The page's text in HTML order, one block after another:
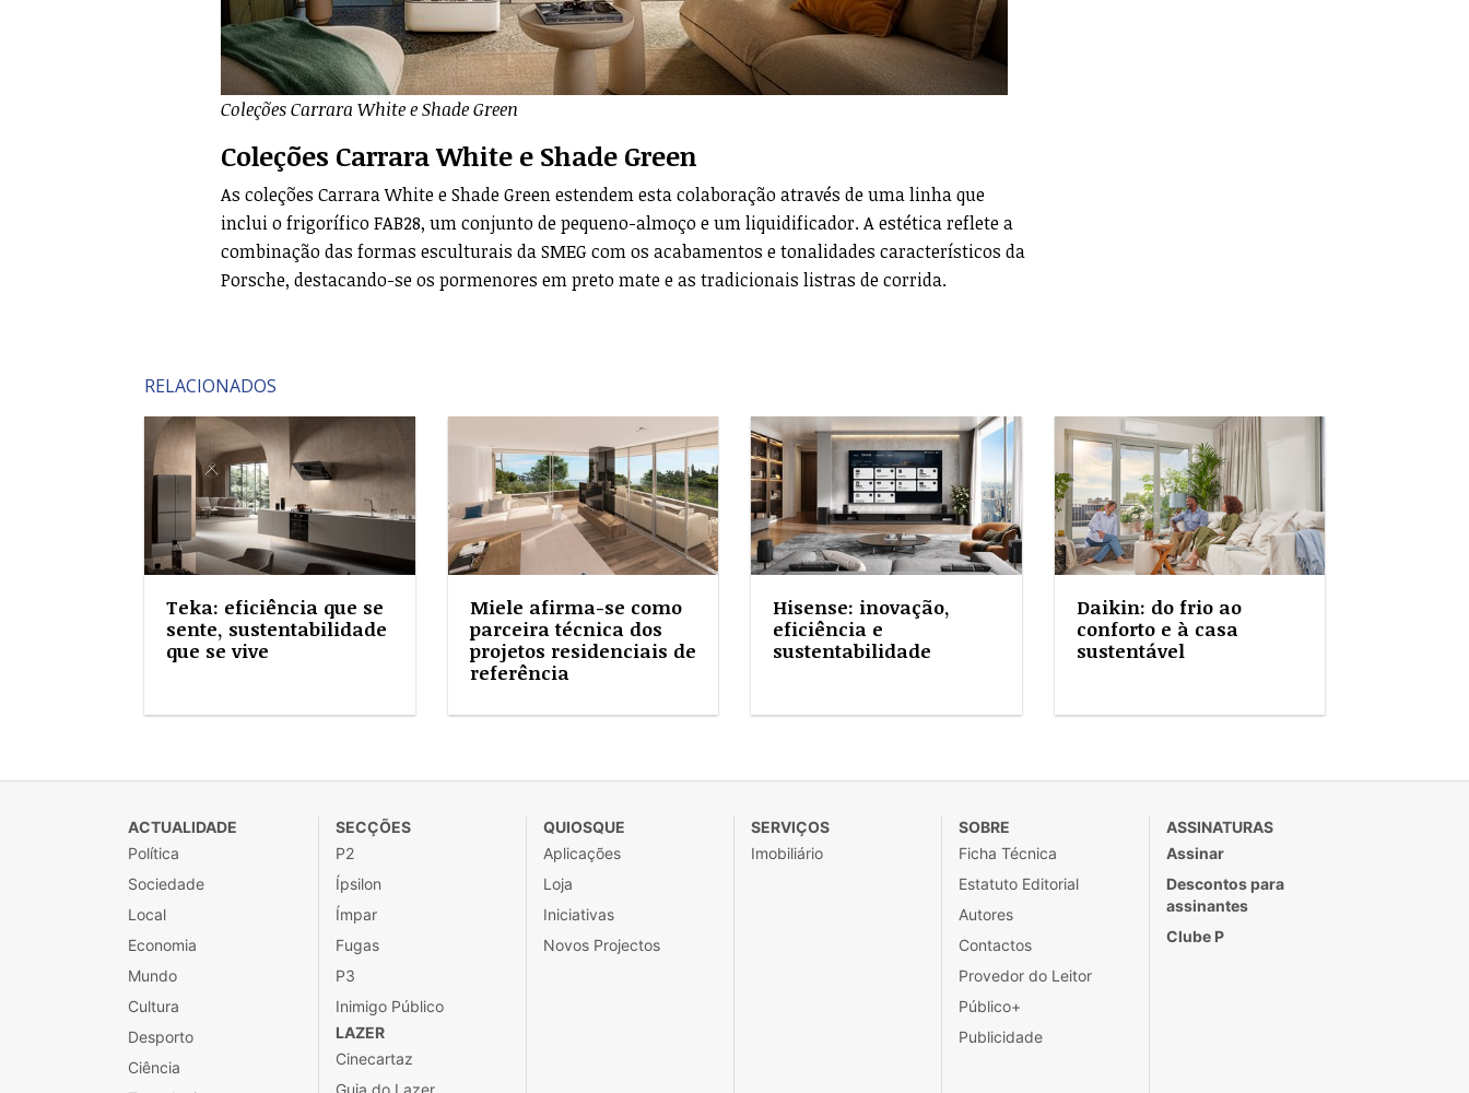
Coleções Carrara White e Shade Green
Coleções Carrara White e Shade Green
As coleções Carrara White e Shade Green estendem esta colaboração através de uma linha que
inclui o frigorífico FAB28, um conjunto de pequeno-almoço e um liquidificador. A estética reflete a
combinação das formas esculturais da SMEG com os acabamentos e tonalidades característicos da
Porsche, destacando-se os pormenores em preto mate e as tradicionais listras de corrida.
RELACIONADOS
Teka: eficiência que se
sente, sustentabilidade
que se vive
Miele afirma-se como
parceira técnica dos
projetos residenciais de
referência
Hisense: inovação,
eficiência e
sustentabilidade
Daikin: do frio ao
conforto e à casa
sustentável
ACTUALIDADE
Política
Sociedade
Local
Economia
Mundo
Cultura
Desporto
Ciência
SECÇÕES
P2
Ípsilon
Ímpar
Fugas
P3
Inimigo Público
LAZER
Cinecartaz
QUIOSQUE
Aplicações
Loja
Iniciativas
Novos Projectos
SERVIÇOS
Imobiliário
SOBRE
Ficha Técnica
Estatuto Editorial
Autores
Contactos
Provedor do Leitor
Público+
Publicidade
ASSINATURAS
Assinar
Descontos para
assinantes
Clube P